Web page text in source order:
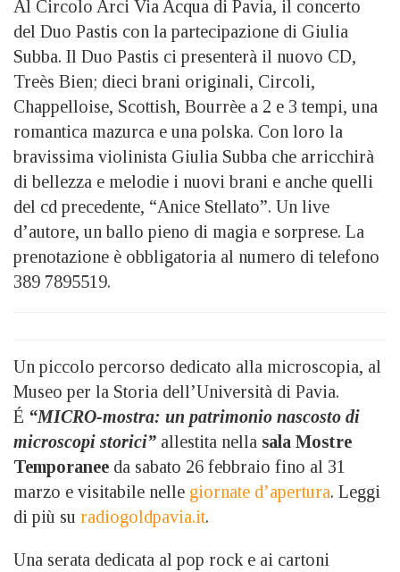
Al Circolo Arci Via Acqua di Pavia, il concerto
del Duo Pastis con la partecipazione di Giulia
Subba. Il Duo Pastis ci presenterà il nuovo CD,
Treès Bien; dieci brani originali, Circoli,
Chappelloise, Scottish, Bourrèe a 2 e 3 tempi, una
romantica mazurca e una polska. Con loro la
bravissima violinista Giulia Subba che arricchirà
di bellezza e melodie i nuovi brani e anche quelli
del cd precedente, “Anice Stellato”. Un live
d’autore, un ballo pieno di magia e sorprese. La
prenotazione è obbligatoria al numero di telefono
389 7895519.
Un piccolo percorso dedicato alla microscopia, al
Museo per la Storia dell’Università di Pavia.
É “MICRO-mostra: un patrimonio nascosto di
microscopi storici” allestita nella sala Mostre
Temporanee da sabato 26 febbraio fino al 31
marzo e visitabile nelle giornate d’apertura. Leggi
di più su radiogoldpavia.it.
Una serata dedicata al pop rock e ai cartoni